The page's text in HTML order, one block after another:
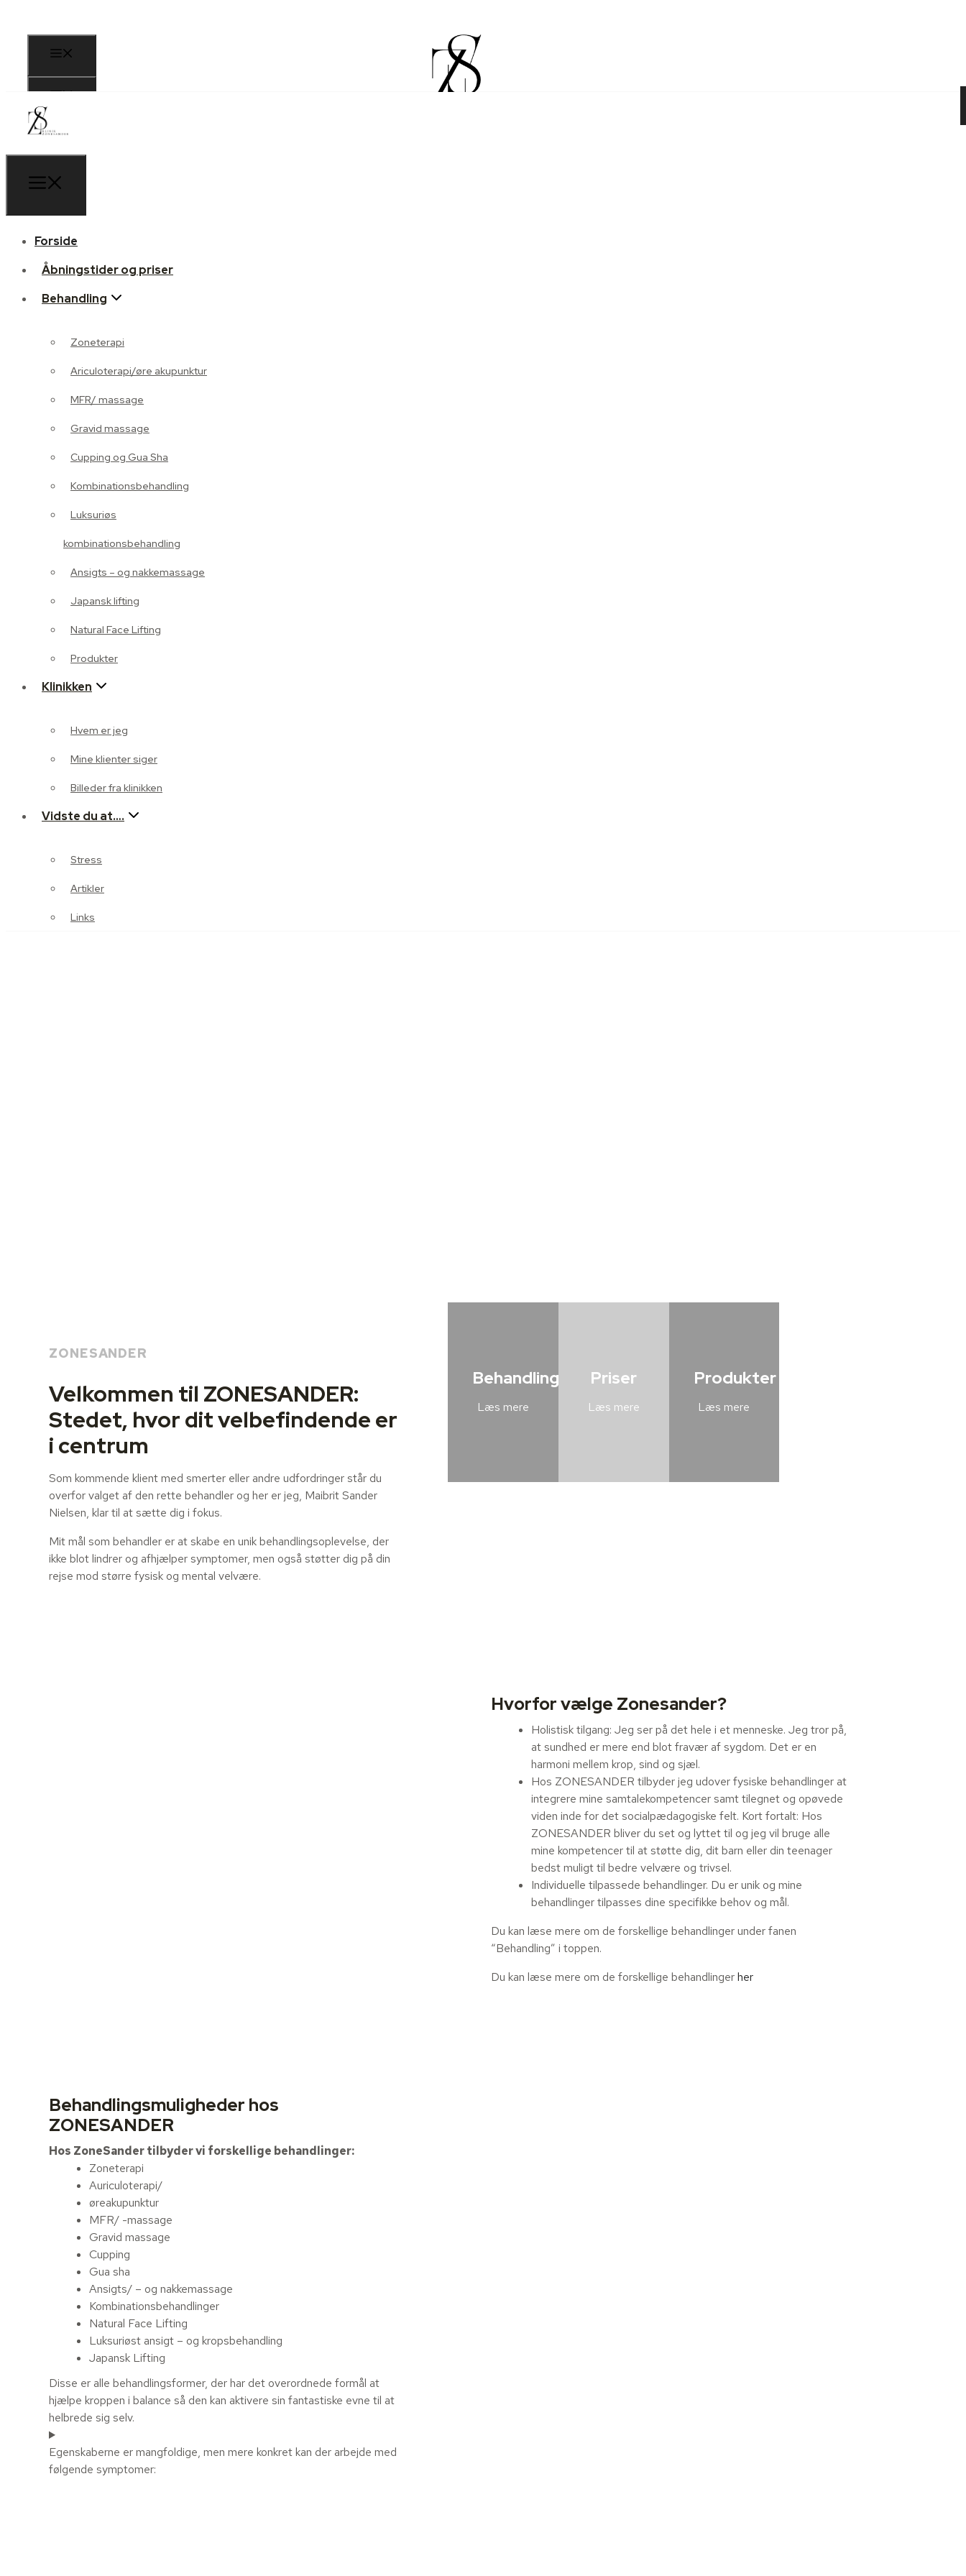
Ariculoterapi/øre akupunktur
MFR/ massage
Hvem er jeg
Mine klienter siger
Billeder fra klinikken
Stress
Artikler
Links
Forside
Åbningstider og priser
Behandling
Zoneterapi
Ariculoterapi/øre akupunktur
MFR/ massage
Gravid massage
Cupping og Gua Sha
Kombinationsbehandling
Luksuriøs
kombinationsbehandling
Ansigts – og nakkemassage
Japansk lifting
Natural Face Lifting
Produkter
Klinikken
Hvem er jeg
Mine klienter siger
Billeder fra klinikken
Vidste du at….
Stress
Artikler
Links
ZONESANDER
Velkommen til ZONESANDER:
Stedet, hvor dit velbefindende er
i centrum
Som kommende klient med smerter eller andre udfordringer står du
overfor valget af den rette behandler og her er jeg, Maibrit Sander
Nielsen, klar til at sætte dig i fokus.
Mit mål som behandler er at skabe en unik behandlingsoplevelse, der
ikke blot lindrer og afhjælper symptomer, men også støtter dig på din
rejse mod større fysisk og mental velvære.
Behandlinger
Læs mere
Priser
Læs mere
Produkter
Læs mere
Hvorfor vælge Zonesander?
Holistisk tilgang: Jeg ser på det hele i et menneske. Jeg tror på,
at sundhed er mere end blot fravær af sygdom. Det er en
harmoni mellem krop, sind og sjæl.
Hos ZONESANDER tilbyder jeg udover fysiske behandlinger at
integrere mine samtalekompetencer samt tilegnet og opøvede
viden inde for det socialpædagogiske felt. Kort fortalt: Hos
ZONESANDER bliver du set og lyttet til og jeg vil bruge alle
mine kompetencer til at støtte dig, dit barn eller din teenager
bedst muligt til bedre velvære og trivsel.
Individuelle tilpassede behandlinger. Du er unik og mine
behandlinger tilpasses dine specifikke behov og mål.
Du kan læse mere om de forskellige behandlinger under fanen
“Behandling” i toppen.
Du kan læse mere om de forskellige behandlingerher
Behandlingsmuligheder hos
ZONESANDER
Hos ZoneSander tilbyder vi forskellige behandlinger:
Zoneterapi
Auriculoterapi/
øreakupunktur
MFR/ -massage
Gravid massage
Cupping
Gua sha
Ansigts/ – og nakkemassage
Kombinationsbehandlinger
Natural Face Lifting
Luksuriøst ansigt – og kropsbehandling
Japansk Lifting
Disse er alle behandlingsformer, der har det overordnede formål at
hjælpe kroppen i balance så den kan aktivere sin fantastiske evne til at
helbrede sig selv.
Egenskaberne er mangfoldige, men mere konkret kan der arbejde med
følgende symptomer: